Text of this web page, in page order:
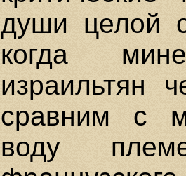
души целой
когда
израильтян
сравним с
воду